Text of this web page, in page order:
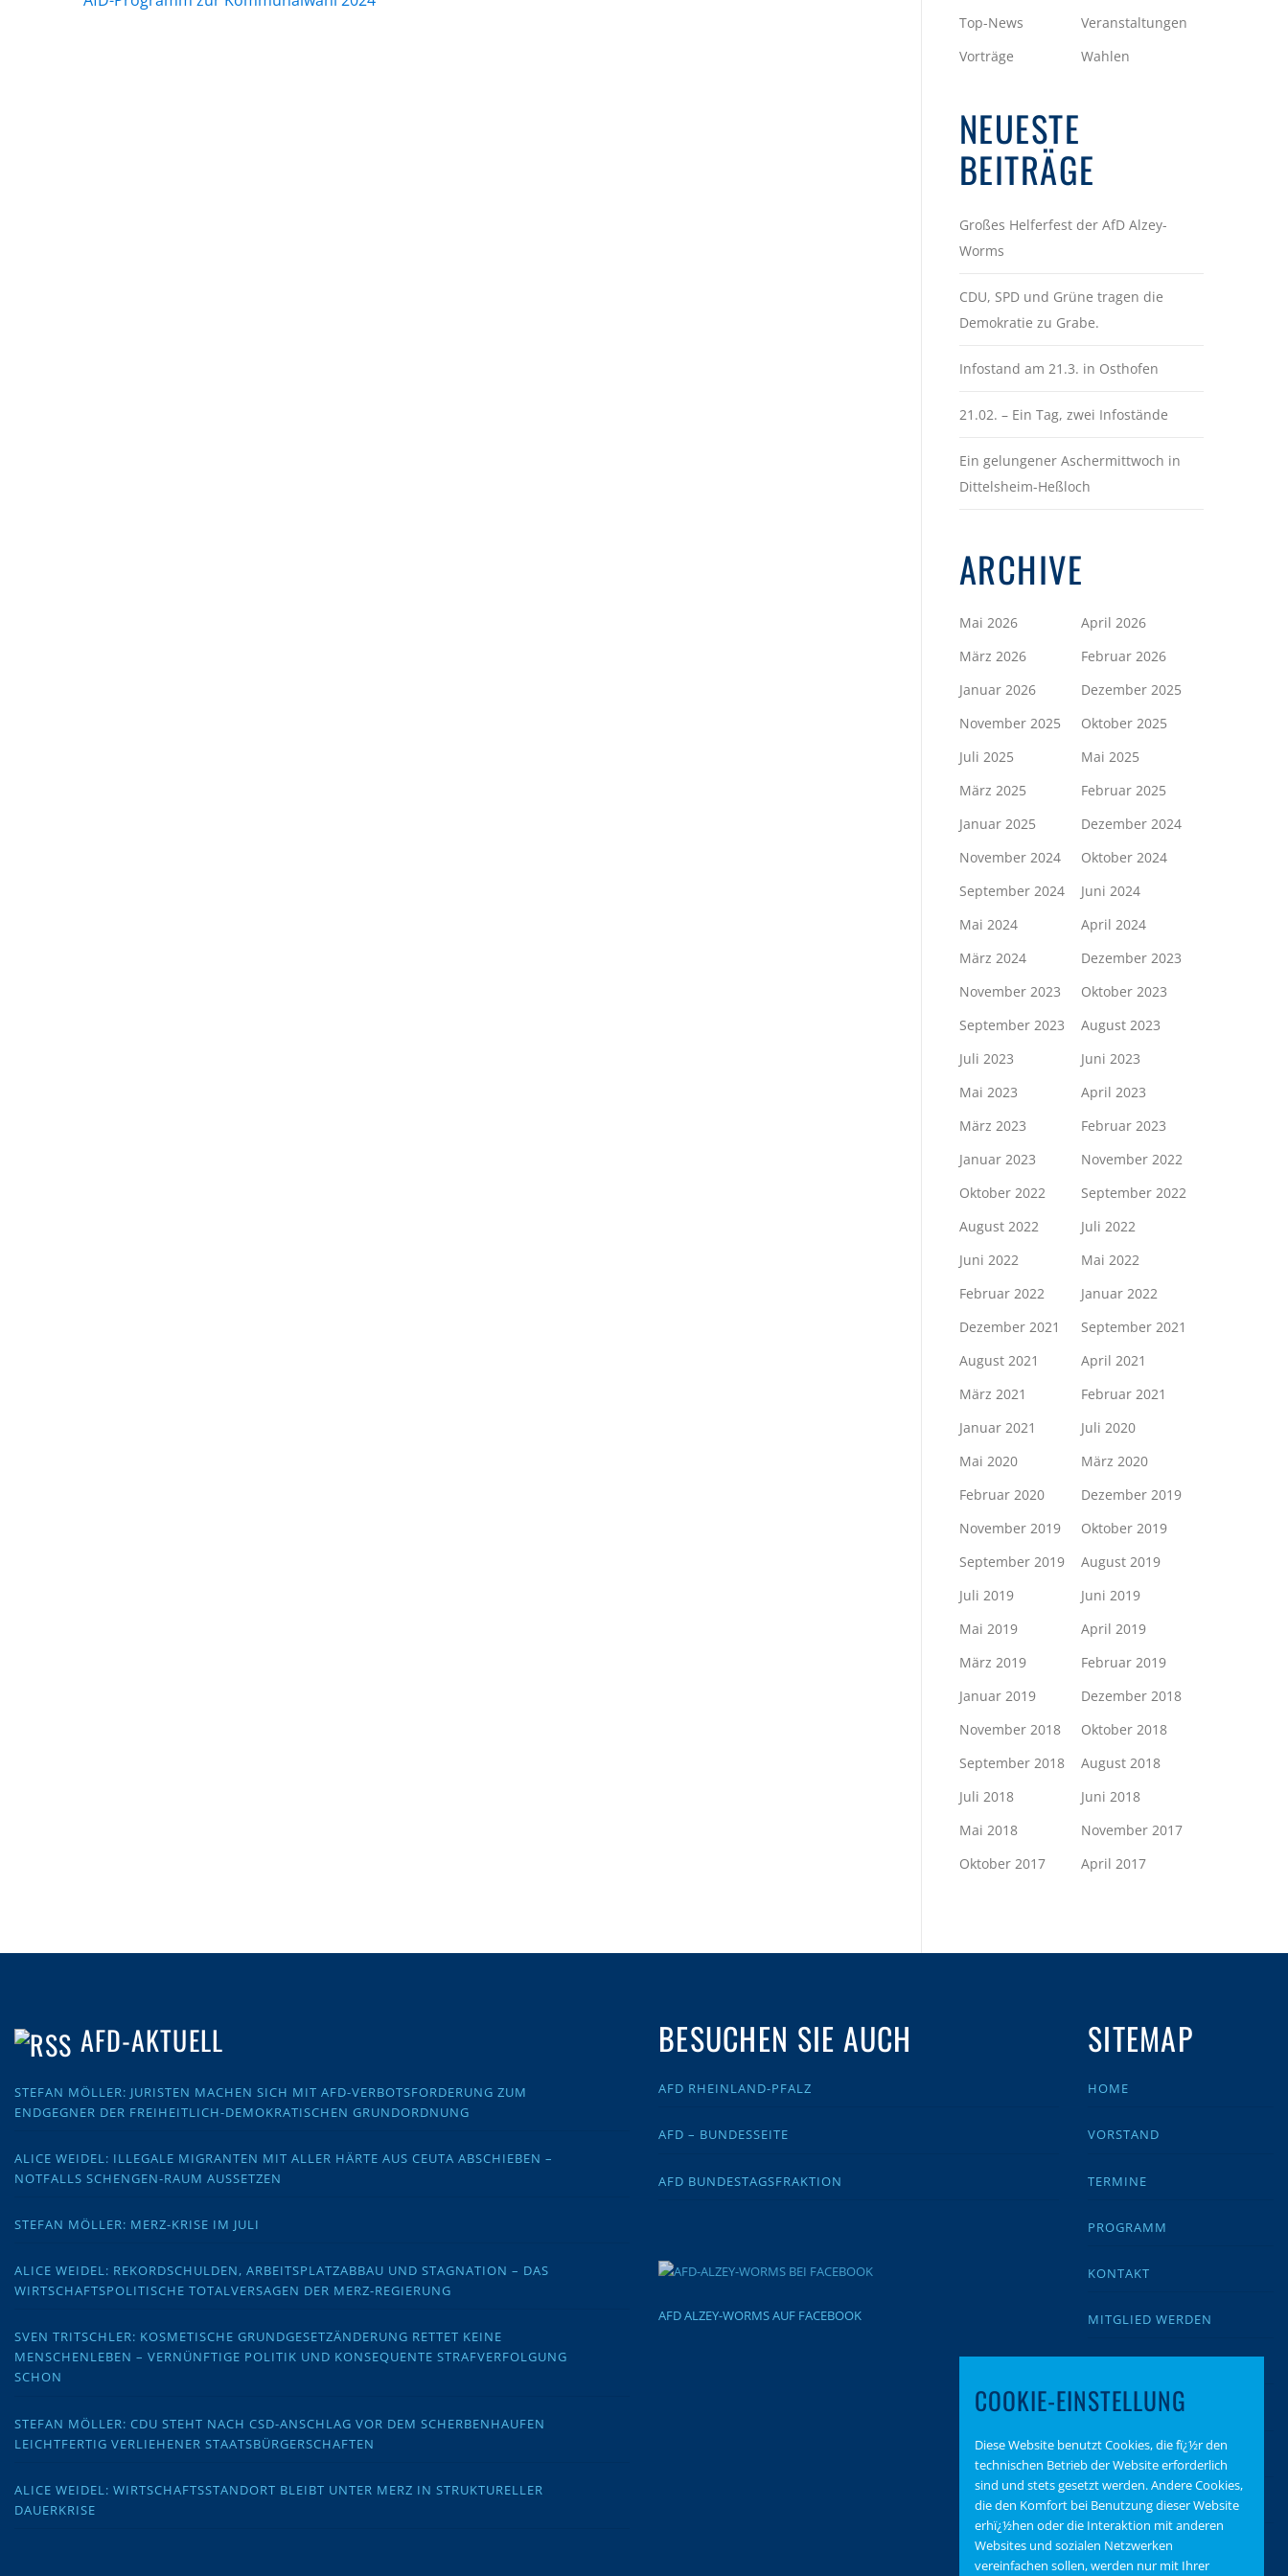
Top-News
Veranstaltungen
Vorträge
Wahlen
NEUESTE
BEITRÄGE
Großes Helferfest der AfD Alzey-
Worms
CDU, SPD und Grüne tragen die
Demokratie zu Grabe.
Infostand am 21.3. in Osthofen
21.02. – Ein Tag, zwei Infostände
Ein gelungener Aschermittwoch in
Dittelsheim-Heßloch
ARCHIVE
Mai 2026
April 2026
März 2026
Februar 2026
Januar 2026
Dezember 2025
November 2025
Oktober 2025
Juli 2025
Mai 2025
März 2025
Februar 2025
Januar 2025
Dezember 2024
November 2024
Oktober 2024
September 2024
Juni 2024
Mai 2024
April 2024
März 2024
Dezember 2023
November 2023
Oktober 2023
September 2023
August 2023
Juli 2023
Juni 2023
Mai 2023
April 2023
März 2023
Februar 2023
Januar 2023
November 2022
Oktober 2022
September 2022
August 2022
Juli 2022
Juni 2022
Mai 2022
Februar 2022
Januar 2022
Dezember 2021
September 2021
August 2021
April 2021
März 2021
Februar 2021
Januar 2021
Juli 2020
Mai 2020
März 2020
Februar 2020
Dezember 2019
November 2019
Oktober 2019
September 2019
August 2019
Juli 2019
Juni 2019
Mai 2019
April 2019
März 2019
Februar 2019
Januar 2019
Dezember 2018
November 2018
Oktober 2018
September 2018
August 2018
Juli 2018
Juni 2018
Mai 2018
November 2017
Oktober 2017
April 2017
AFD-AKTUELL
STEFAN MÖLLER: JURISTEN MACHEN SICH MIT AFD-VERBOTSFORDERUNG ZUM
ENDGEGNER DER FREIHEITLICH-DEMOKRATISCHEN GRUNDORDNUNG
ALICE WEIDEL: ILLEGALE MIGRANTEN MIT ALLER HÄRTE AUS CEUTA ABSCHIEBEN –
NOTFALLS SCHENGEN-RAUM AUSSETZEN
STEFAN MÖLLER: MERZ-KRISE IM JULI
ALICE WEIDEL: REKORDSCHULDEN, ARBEITSPLATZABBAU UND STAGNATION – DAS
WIRTSCHAFTSPOLITISCHE TOTALVERSAGEN DER MERZ-REGIERUNG
SVEN TRITSCHLER: KOSMETISCHE GRUNDGESETZÄNDERUNG RETTET KEINE
MENSCHENLEBEN – VERNÜNFTIGE POLITIK UND KONSEQUENTE STRAFVERFOLGUNG
SCHON
STEFAN MÖLLER: CDU STEHT NACH CSD-ANSCHLAG VOR DEM SCHERBENHAUFEN
LEICHTFERTIG VERLIEHENER STAATSBÜRGERSCHAFTEN
ALICE WEIDEL: WIRTSCHAFTSSTANDORT BLEIBT UNTER MERZ IN STRUKTURELLER
DAUERKRISE
BESUCHEN SIE AUCH
AFD RHEINLAND-PFALZ
AFD – BUNDESSEITE
AFD BUNDESTAGSFRAKTION
AFD ALZEY-WORMS AUF FACEBOOK
SITEMAP
HOME
VORSTAND
TERMINE
PROGRAMM
KONTAKT
MITGLIED WERDEN
DATENSCHUTZ
BEITRAGSARCHIV
SPENDEN
COOKIE-EINSTELLUNG
Diese Website benutzt Cookies, die fï¿½r den
technischen Betrieb der Website erforderlich
sind und stets gesetzt werden. Andere Cookies,
die den Komfort bei Benutzung dieser Website
erhï¿½hen oder die Interaktion mit anderen
Websites und sozialen Netzwerken
vereinfachen sollen, werden nur mit Ihrer